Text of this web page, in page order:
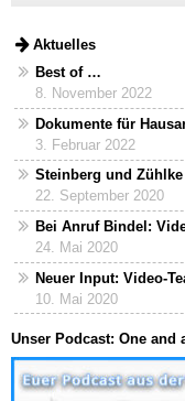
Aktuelles
Best of …
8. November 2022
Dokumente für
3. Februar 2022
Steinberg und
22. September 2020
Bei Anruf Bindel:
24. Mai 2020
Neuer Input: Video-
10. Mai 2020
Unser Podcast: One and